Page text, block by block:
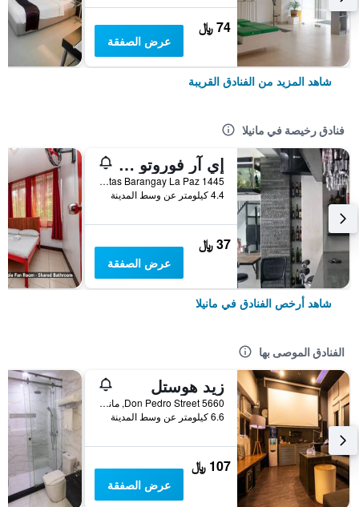
74 ﷼
عرض الصفقة
شاهد المزيد من الفنادق القريبة
فنادق رخيصة في مانيلا
إي آر فوروتو هوستل ماكاتي
1445 Balagtas Barangay La Paz, مانيلا, الفلبين
4.4 كيلومتر عن وسط المدينة
37 ﷼
عرض الصفقة
شاهد أرخص الفنادق في مانيلا
الفنادق الموصى بها
زيد هوستل
5660 Don Pedro Street, مانيلا, الفلبين
6.6 كيلومتر عن وسط المدينة
107 ﷼
عرض الصفقة